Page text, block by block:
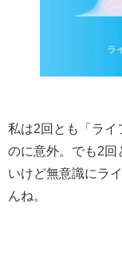
私は2回とも「ライ
のに意外。でも2回
いけど無意識にラ
んね。